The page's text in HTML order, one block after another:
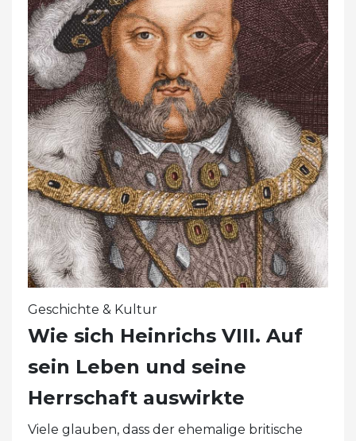
Geschichte & Kultur
Wie sich Heinrichs VIII. Auf
sein Leben und seine
Herrschaft auswirkte
Viele glauben, dass der ehemalige britische